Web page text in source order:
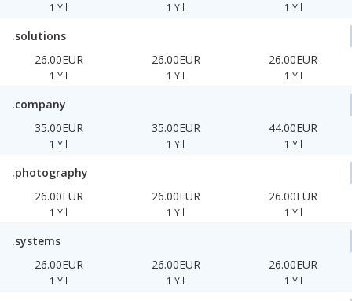
1 Yıl 1 Yıl 1 Yıl
.solutions
26.00EUR
1 Yıl
26.00EUR
1 Yıl
26.00EUR
1 Yıl
.company
35.00EUR
1 Yıl
35.00EUR
1 Yıl
44.00EUR
1 Yıl
.photography
26.00EUR
1 Yıl
26.00EUR
1 Yıl
26.00EUR
1 Yıl
.systems
26.00EUR
1 Yıl
26.00EUR
1 Yıl
26.00EUR
1 Yıl